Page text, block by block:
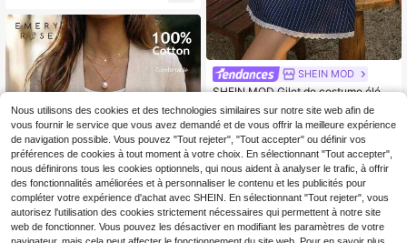
SHEIN MOD
SHEIN MOD Gilet de costume éléga
nt pour femmes à rayures, design à
double boutonnage avec dentelle c
ontrastante
13,49€
Nous utilisons des cookies et des technologies similaires sur notre site web afin de
vous fournir le service que vous avez demandé et de vous offrir la meilleure expérience
de navigation possible. Vous pouvez "Tout rejeter", "Tout accepter" ou définir vos
préférences de cookies à tout moment à votre choix. En sélectionnant "Tout accepter",
nous définirons tous les cookies optionnels, qui nous aident à analyser le trafic, à offrir
des fonctionnalités améliorées et à personnaliser le contenu et les publicités pour
compléter votre expérience d'achat avec SHEIN. En sélectionnant "Tout rejeter", vous
autorisez l'utilisation des cookies strictement nécessaires qui permettent à notre site
web de fonctionner. Vous pouvez les désactiver en modifiant les paramètres de votre